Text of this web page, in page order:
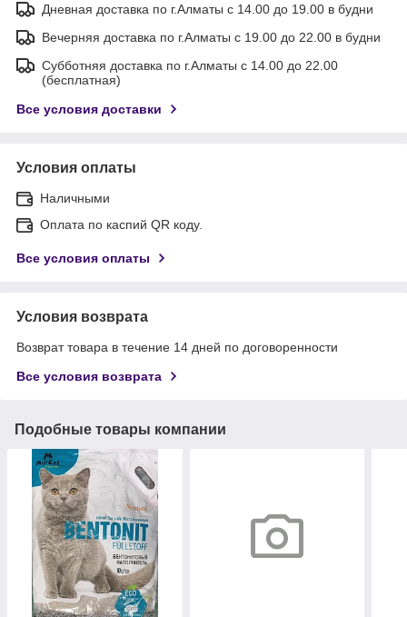
Дневная доставка по г.Алматы с 14.00 до 19.00 в будни
Вечерняя доставка по г.Алматы с 19.00 до 22.00 в будни
Субботняя доставка по г.Алматы с 14.00 до 22.00
(бесплатная)
Все условия доставки
Условия оплаты
Наличными
Оплата по каспий QR коду.
Все условия оплаты
Условия возврата
Возврат товара в течение 14 дней по договоренности
Все условия возврата
Подобные товары компании